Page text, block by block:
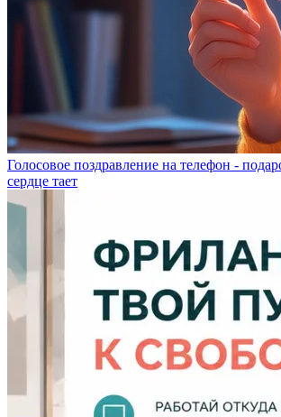
Голосовое поздравление на телефон -
сердце тает